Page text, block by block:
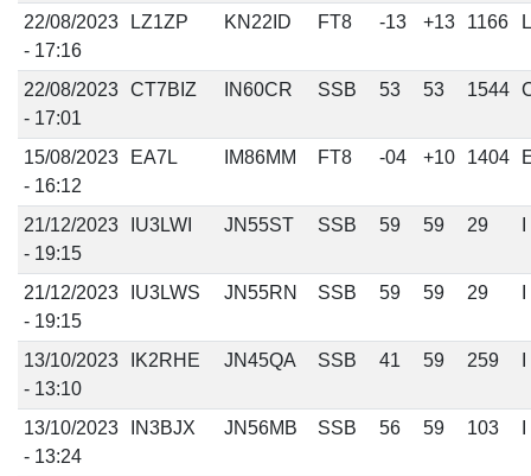
22/08/2023
- 17:16
LZ1ZP KN22ID FT8 -13 +13 1166
22/08/2023
- 17:01
CT7BIZ IN60CR SSB 53 53 1544
15/08/2023
- 16:12
EA7L IM86MM FT8 -04 +10 1404
21/12/2023
- 19:15
IU3LWI JN55ST SSB 59 59 29
21/12/2023
- 19:15
IU3LWS JN55RN SSB 59 59 29
13/10/2023
- 13:10
IK2RHE JN45QA SSB 41 59 259
13/10/2023
- 13:24
IN3BJX JN56MB SSB 56 59 103